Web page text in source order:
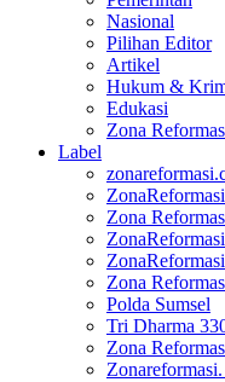
Nasional
Pilihan Editor
Artikel
Hukum &
Edukasi
Zona
Label
Zona
Zona
Polda Sumsel
Tri Dharma
Zona